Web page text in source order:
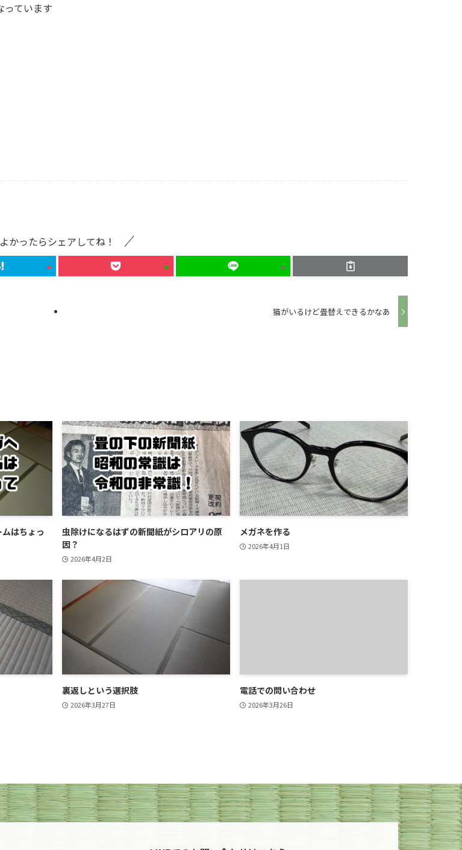
っています
よかったらシェアしてね！
猫がいるけど畳替えできるかなあ
はちょっ
虫除けになるはずの新聞紙がシロアリの原
因？
2026年4月2日
メガネを作る
2026年4月1日
裏返しという選択肢
2026年3月27日
電話での問い合わせ
2026年3月26日